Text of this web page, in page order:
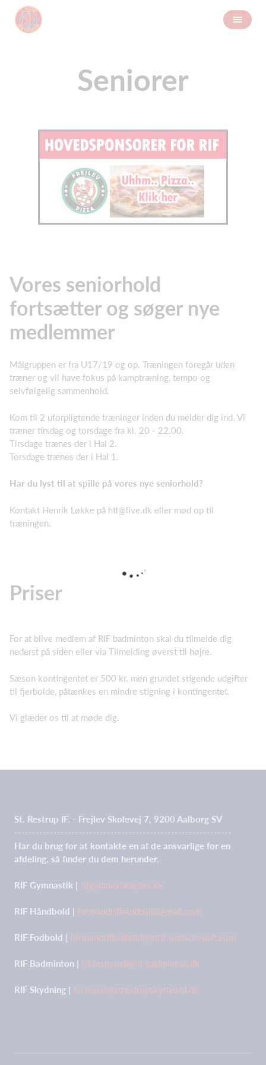
Seniorer
Vores seniorhold
fortsætter og søger nye
medlemmer
Målgruppen er fra U17/19 og op. Træningen foregår uden
træner og vil have fokus på kamptræning, tempo og
selvfølgelig sammenhold.
Kom til 2 uforpligtende træninger inden du melder dig ind. Vi
træner tirsdag og torsdage fra kl. 20 - 22.00.
Tirsdage trænes der i Hal 2.
Torsdage trænes der i Hal 1.
Har du lyst til at spille på vores nye seniorhold?
Kontakt Henrik Løkke på htl@live.dk eller mød op til
træningen.
Priser
For at blive medlem af RIF badminton skal du tilmelde dig
nederst på siden eller via Tilmelding øverst til højre.
Sæson kontingentet er 500 kr. men grundet stigende udgifter
til fjerbolde, påtænkes en mindre stigning i kontingentet.
Vi glæder os til at møde dig.
St. Restrup IF. - Frejlev Skolevej 7, 9200 Aalborg SV
-------------------------------------------------------------
Har du brug for at kontakte en af de ansvarlige for en
afdeling, så finder du dem herunder.
RIF Gymnastik | rifgymnastik@live.dk
RIF Håndbold | formandrifhandball@gmail.com
RIF Fodbold | formandriffodbold@strif.onmicrosoft.com
RIF Badminton | rif.formand@rif-badminton.dk
RIF Skydning | formand@strestrupskytteafd.dk